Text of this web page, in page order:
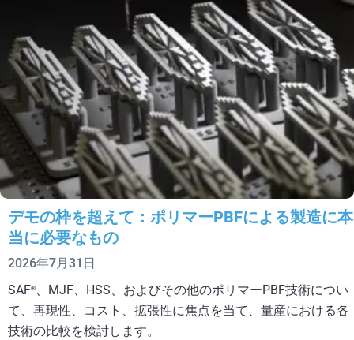
デモの枠を超えて：ポリマーPBFによる製造に本
当に必要なもの
2026年7月31日
SAF® 、MJF、HSS、およびその他のポリマーPBF技術につい
て、再現性、コスト、拡張性に焦点を当て、量産における各
技術の比較を検討します。